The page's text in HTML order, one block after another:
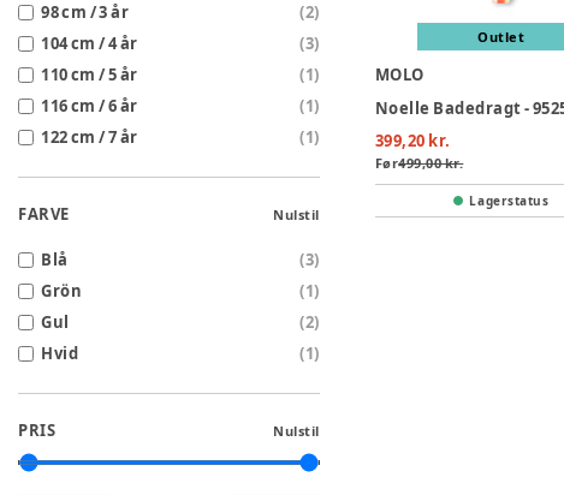
98 cm / 3 år
(2)
104 cm / 4 år
(3)
110 cm / 5 år
(1)
116 cm / 6 år
(1)
122 cm / 7 år
(1)
FARVE Nulstil
Blå (3)
Grön
(1)
Gul
(2)
Hvid
(1)
PRIS Nulstil
Outlet
MOLO
Noelle Badedragt -
399,20 kr.
Før499,00 kr.
Lagerstatus